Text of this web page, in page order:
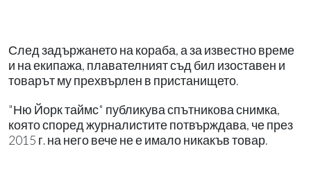
След задържането на кораба, а за известно време
и на екипажа, плавателният съд бил изоставен и
товарът му прехвърлен в пристанището.
"Ню Йорк таймс" публикува спътникова снимка,
която според журналистите потвърждава, че през
2015 г. на него вече не е имало никакъв товар.